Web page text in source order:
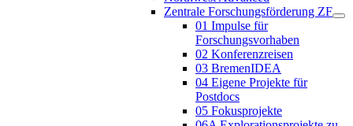
Zentrale Forschungsförderung ZF
01 Impulse für
Forschungsvorhaben
02 Konferenzreisen
03 BremenIDEA
04 Eigene Projekte für
Postdocs
05 Fokusprojekte